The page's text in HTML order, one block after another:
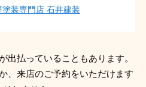
装専門店 石井建装
払っていることもあります。
、来店のご予約をいただけます